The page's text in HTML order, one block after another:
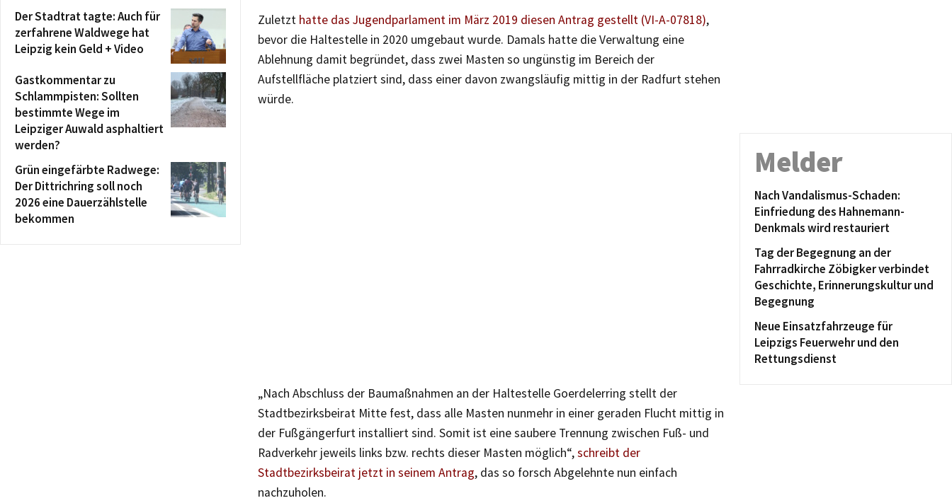
Zuletzt hatte das Jugendparlament im März 2019 diesen Antrag gestellt (VI-A-07818),
bevor die Haltestelle in 2020 umgebaut wurde. Damals hatte die Verwaltung eine
Ablehnung damit begründet, dass zwei Masten so ungünstig im Bereich der
Aufstellfläche platziert sind, dass einer davon zwangsläufig mittig in der Radfurt stehen
würde.
„Nach Abschluss der Baumaßnahmen an der Haltestelle Goerdelerring stellt der
Stadtbezirksbeirat Mitte fest, dass alle Masten nunmehr in einer geraden Flucht mittig in
der Fußgängerfurt installiert sind. Somit ist eine saubere Trennung zwischen Fuß- und
Radverkehr jeweils links bzw. rechts dieser Masten möglich“,schreibt der
Stadtbezirksbeirat jetzt in seinem Antrag, das so forsch Abgelehnte nun einfach
nachzuholen.
Der Stadtrat tagte: Auch für
zerfahrene Waldwege hat
Leipzig kein Geld + Video
Gastkommentar zu
Schlammpisten: Sollten
bestimmte Wege im
Leipziger Auwald asphaltiert
werden?
Grün eingefärbte Radwege:
Der Dittrichring soll noch
2026 eine Dauerzählstelle
bekommen
Melder
Nach Vandalismus-Schaden:
Einfriedung des Hahnemann-
Denkmals wird restauriert
Tag der Begegnung an der
Fahrradkirche Zöbigker verbindet
Geschichte, Erinnerungskultur und
Begegnung
Neue Einsatzfahrzeuge für
Leipzigs Feuerwehr und den
Rettungsdienst